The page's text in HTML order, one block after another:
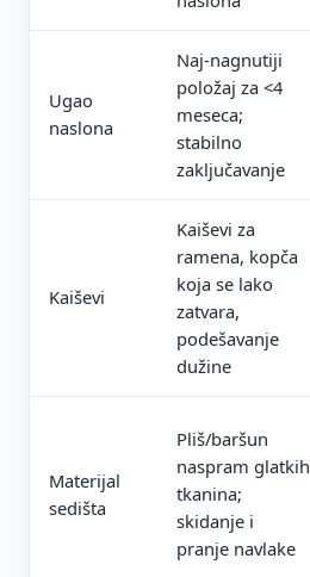
Ugao
naslona
Naj-nagnutiji
položaj za <4
meseca;
stabilno
zaključavanje
Kaiševi
Kaiševi za
ramena, kopča
koja se lako
zatvara,
podešavanje
dužine
Materijal
sedišta
Pliš/baršun
naspram glatkih
tkanina;
skidanje i
pranje navlake